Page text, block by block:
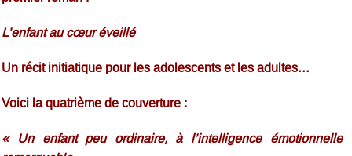
L’enfant au cœur éveillé
Un récit initiatique pour les adolescents et les adultes…
Voici la quatrième de couverture :
« Un enfant peu ordinaire, à l’intelligence émotionnelle